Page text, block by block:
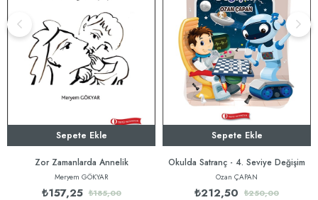
Sepete Ekle
Zor Zamanlarda Annelik
Meryem GÖKYAR
₺157,25 ₺185,00
Sepete Ekle
Okulda Satranç - 4. Seviye Değişim
Ozan ÇAPAN
₺212,50 ₺250,00